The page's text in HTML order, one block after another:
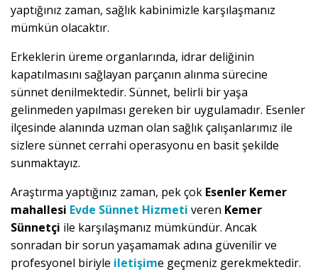
yaptığınız zaman, sağlık kabinimizle karşılaşmanız
mümkün olacaktır.
Erkeklerin üreme organlarında, idrar deliğinin
kapatılmasını sağlayan parçanın alınma sürecine
sünnet denilmektedir. Sünnet, belirli bir yaşa
gelinmeden yapılması gereken bir uygulamadır. Esenler
ilçesinde alanında uzman olan sağlık çalışanlarımız ile
sizlere sünnet cerrahi operasyonu en basit şekilde
sunmaktayız.
Araştırma yaptığınız zaman, pek çok Esenler Kemer
mahallesi Evde Sünnet Hizmeti veren Kemer
Sünnetçi ile karşılaşmanız mümkündür. Ancak
sonradan bir sorun yaşamamak adına güvenilir ve
profesyonel biriyle iletişime geçmeniz gerekmektedir.